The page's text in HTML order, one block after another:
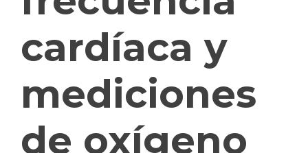
cardíaca y
mediciones
de oxígeno